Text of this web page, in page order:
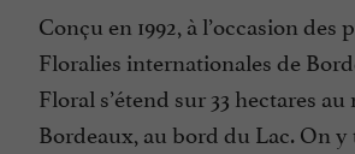
Conçu en 1992, à l’occasion des
Floralies internationales de
Floral s’étend sur 33 hectares
Bordeaux, au bord du Lac. On y